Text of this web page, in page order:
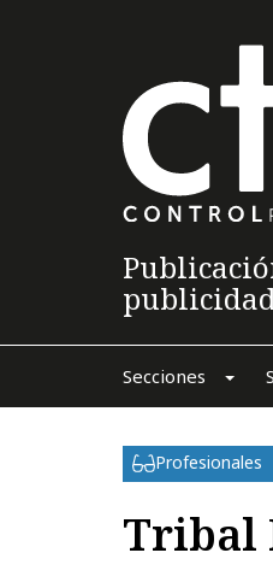
Secciones
Profesionales
Tribal